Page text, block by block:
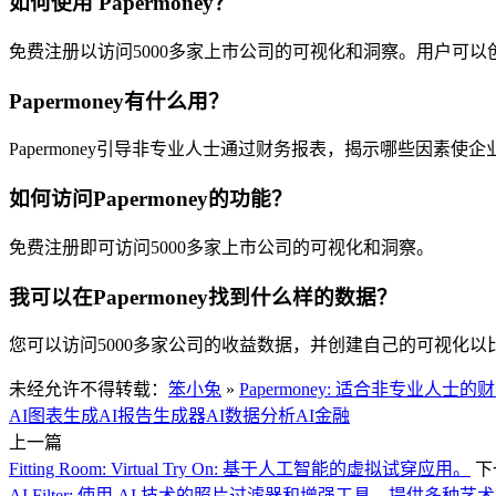
免费注册以访问5000多家上市公司的可视化和洞察。用户可
Papermoney有什么用？
Papermoney引导非专业人士通过财务报表，揭示哪些因素使
如何访问Papermoney的功能？
免费注册即可访问5000多家上市公司的可视化和洞察。
我可以在Papermoney找到什么样的数据？
您可以访问5000多家公司的收益数据，并创建自己的可视化以
未经允许不得转载： 笨小兔 » Papermoney: 适合非专业人士的
AI图表生成AI报告生成器AI数据分析AI金融
上一篇
Fitting Room: Virtual Try On: 基于人工智能的虚拟试穿应用。
下